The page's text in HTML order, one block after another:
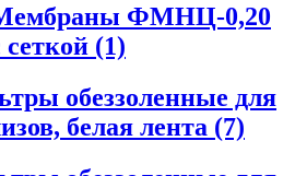
ФМНЦ-0,20
сеткой (1)
обеззоленные для
белая лента (7)